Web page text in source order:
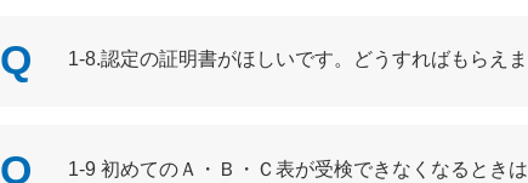
1-8.認定の証明書がほしいです。どうすればもらえま
1-9 初めてのＡ・Ｂ・Ｃ表が受検できなくなるとき